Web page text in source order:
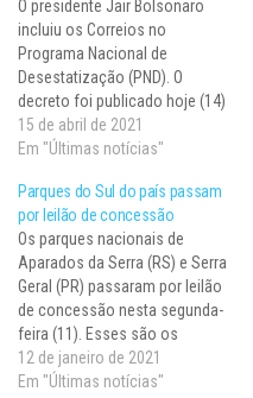
O presidente Jair Bolsonaro
incluiu os Correios no
Programa Nacional de
Desestatização (PND). O
decreto foi publicado hoje (14)
no Diário Oficial da União. A
inclusão da estatal no
governo foi recomendada pelo
Conselho do Programa de
Parcerias de Investimentos
(CPPI), em reunião no mês
passado,…
15 de abril de 2021
Em "Últimas notícias"
Parques do Sul do país passam
por leilão de concessão
Os parques nacionais de
Aparados da Serra (RS) e Serra
Geral (PR) passaram por leilão
de concessão nesta segunda-
feira (11). Esses são os
primeiros parques nacionais
concedidos no novo modelo
12 de janeiro de 2021
Em "Últimas notícias"